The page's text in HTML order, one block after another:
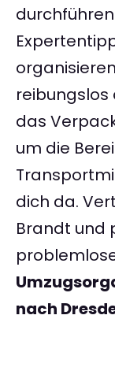
reibungslos
das
um die
dich da.
Brandt und
nach